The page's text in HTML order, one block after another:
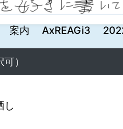
案内 AxREAGi3
）
し